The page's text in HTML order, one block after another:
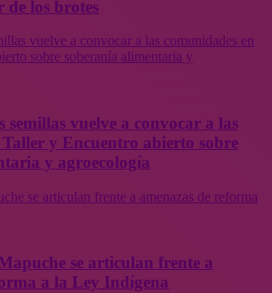
de los brotes
vuelve a convocar a las comunidades en
sobre soberanía alimentaria y
semillas vuelve a convocar a las
Taller y Encuentro abierto sobre
y agroecología
se articulan frente a amenazas de reforma
se articulan frente a
a la Ley Indígena